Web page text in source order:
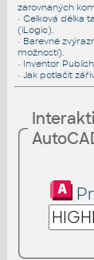
zarovnaných
• Celková délka
(iLogic).
• Barevné
možností).
• Inventor
• Jak potlačit